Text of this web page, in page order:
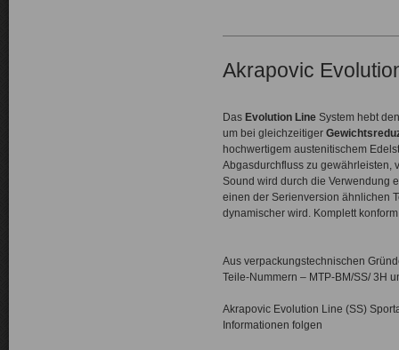
Akrapovic
Das Evolution Line System hebt
um bei gleichzeitiger
hochwertigem austenitischem
Abgasdurchfluss zu gewährleisten,
Sound wird durch die Verwendung
einen der Serienversion ähnlichen
dynamischer wird. Komplett
Aus verpackungstechnischen
Teile-Nummern – MTP-BM/SS/ 3H
Akrapovic Evolution Line (SS)
Informationen folgen